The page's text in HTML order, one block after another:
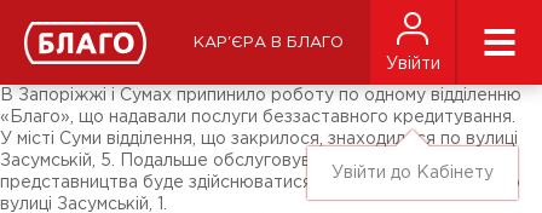
КАР'ЄРА В БЛАГО
Увійти
Увійти до Кабінету
ЗМІ про нас
Підписники соц-мереж
Ярмарки
В Запоріжжі і Сумах припинило роботу по одному відділенню
«Благо», що надавали послуги беззаставного кредитування.
У місті Суми відділення, що закрилося, знаходилося по вулиці
Засумській, 5. Подальше обслуговування клієнтів даного
представництва буде здійснюватися у найближчому офісі по
вулиці Засумській, 1.